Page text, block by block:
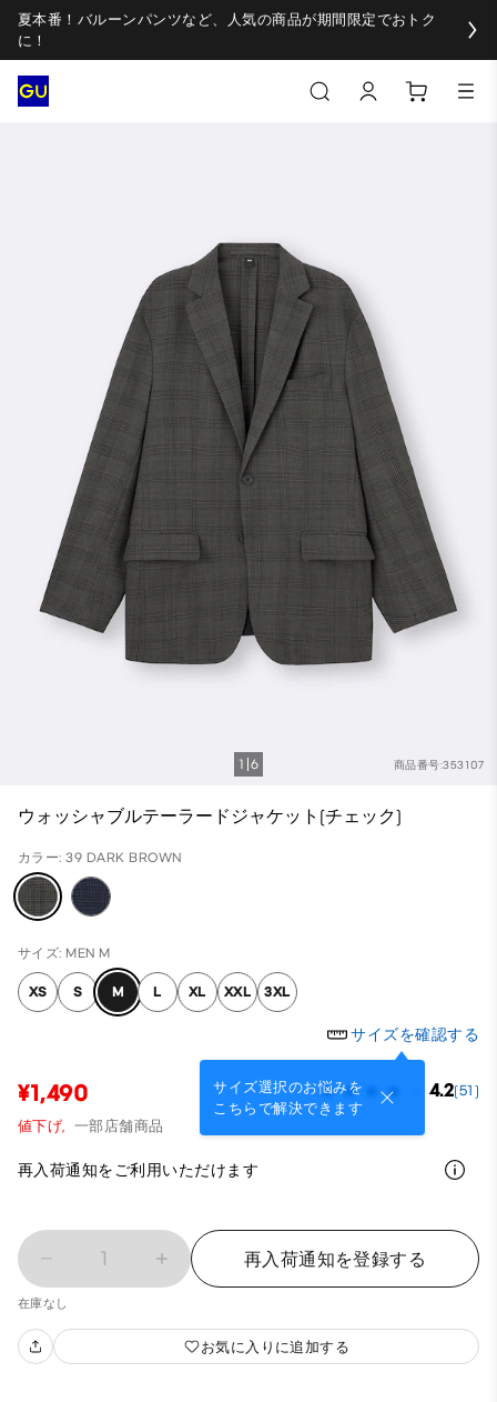
夏本番！バルーンパンツなど、人気の商品が期間限定でおトク
に！
商品番号:353107
1 6
ウォッシャブルテーラードジャケット(チェック)
カラー: 39 DARK BROWN
サイズ: MEN M
XS S M L XL XXL 3XL
サイズを確認する
サイズ選択のお悩みを
こちらで解決できます
¥1,490 4.2(51)
値下げ, 一部店舗商品
再入荷通知をご利用いただけます
1 再入荷通知を登録する
在庫なし
お気に入りに追加する